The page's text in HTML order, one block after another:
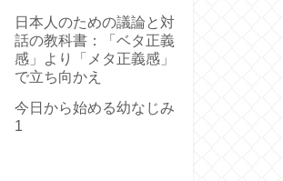
日本人のための議論と対
話の教科書：「ベタ正義
感」より「メタ正義感」
で立ち向かえ
今日から始める幼なじみ
1